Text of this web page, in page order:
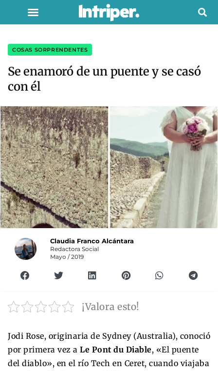
COSAS SORPRENDENTES
Se enamoró de un puente y se casó
con él
Claudia Franco Alcántara
Redactora Social
Mayo / 2019
¡Valora esto!
Jodi Rose, originaria de Sydney (Australia), conoció
por primera vez a Le Pont du Diable, «El puente
del diablo», en el río Tech en Ceret, cuando viajaba